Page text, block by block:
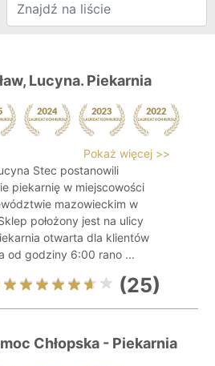
Lucyna. Piekarnia
Pokaż więcej >>
Stec postanowili
piekarnię w miejscowości
mazowieckim w
położony jest na ulicy
otwarta dla klientów
od godziny 6:00 rano ...
(25)
Chłopska - Piekarnia